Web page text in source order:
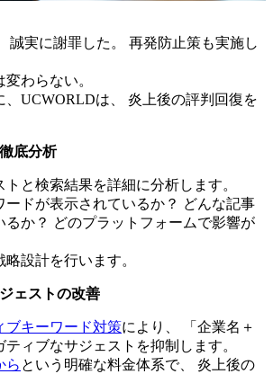
誠実に謝罪した。 再発防止策も実施し
わらない。
、UCWORLDは、 炎上後の評判回復を
底分析
と検索結果を詳細に分析します。
ードが表示されているか？ どんな記事
るか？ どのプラットフォームで影響が
設計を行います。
ェストの改善
ブキーワード対策により、 「企業名＋
ィブなサジェストを抑制します。
ら という明確な料金体系で、 炎上後の